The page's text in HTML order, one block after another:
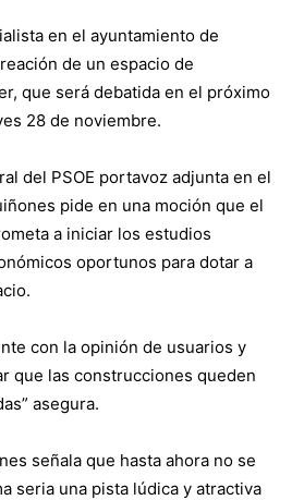
en el ayuntamiento de
de un espacio de
que será debatida en el próximo
28 de noviembre.
del PSOE portavoz adjunta en el
pide en una moción que el
a iniciar los estudios
oportunos para dotar a
con la opinión de usuarios y
que las construcciones queden
asegura.
señala que hasta ahora no se
seria una pista lúdica y atractiva